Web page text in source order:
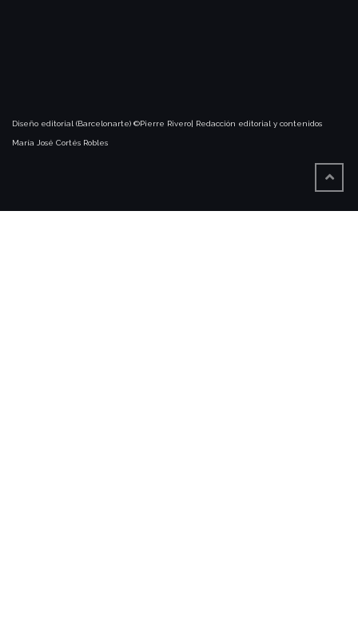
Diseño editorial (Barcelonarte) ©Pierre Rivero| Redacción editorial y contenidos
María José Cortés Robles